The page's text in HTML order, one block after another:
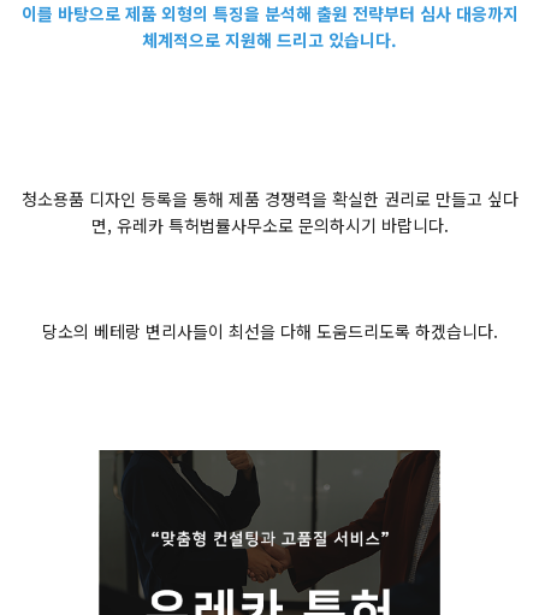
이를 바탕으로 제품 외형의 특징을 분석해 출원 전략부터 심사 대응까지
체계적으로 지원해 드리고 있습니다.
청소용품 디자인 등록을 통해 제품 경쟁력을 확실한 권리로 만들고 싶다
면, 유레카 특허법률사무소로 문의하시기 바랍니다.
당소의 베테랑 변리사들이 최선을 다해 도움드리도록 하겠습니다.